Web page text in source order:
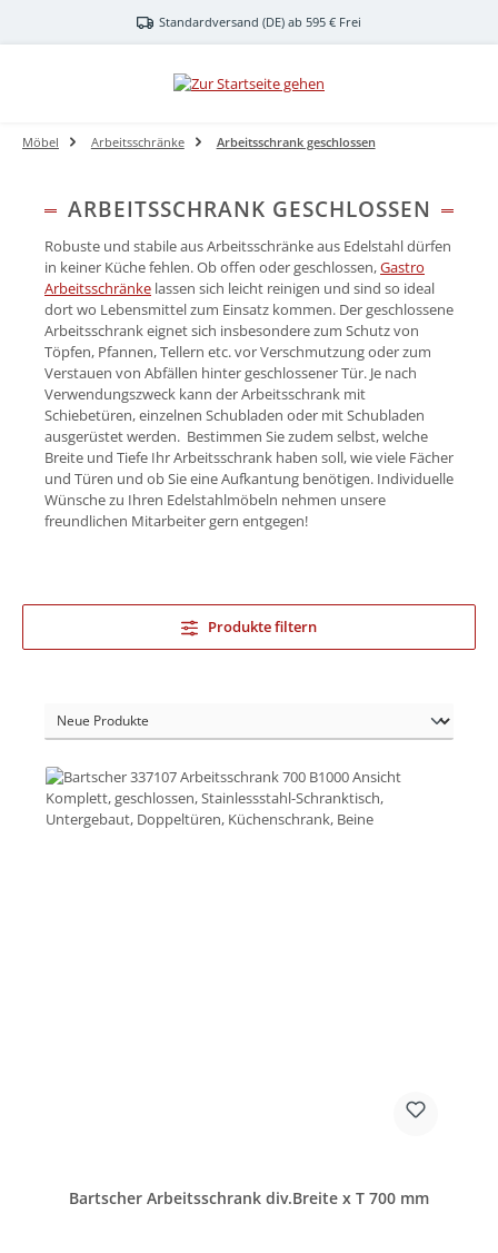
Zum Hauptinhalt springenStandardversand (DE) ab 595 € Frei
Möbel Arbeitsschränke Arbeitsschrank geschlossen
ARBEITSSCHRANK GESCHLOSSEN
Robuste und stabile aus Arbeitsschränke aus Edelstahl dürfen
in keiner Küche fehlen. Ob offen oder geschlossen,Gastro
Arbeitsschränke lassen sich leicht reinigen und sind so ideal
dort wo Lebensmittel zum Einsatz kommen. Der geschlossene
Arbeitsschrank eignet sich insbesondere zum Schutz von
Töpfen, Pfannen, Tellern etc. vor Verschmutzung oder zum
Verstauen von Abfällen hinter geschlossener Tür. Je nach
Verwendungszweck kann der Arbeitsschrank mit
Schiebetüren, einzelnen Schubladen oder mit Schubladen
ausgerüstet werden. Bestimmen Sie zudem selbst, welche
Breite und Tiefe Ihr Arbeitsschrank haben soll, wie viele Fächer
und Türen und ob Sie eine Aufkantung benötigen. Individuelle
Wünsche zu Ihren Edelstahlmöbeln nehmen unsere
freundlichen Mitarbeiter gern entgegen!
Produkte filtern
Bartscher Arbeitsschrank div.Breite x T 700 mm